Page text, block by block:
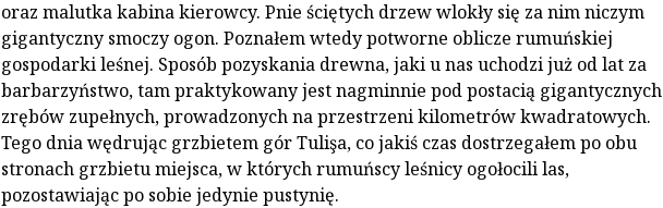
oraz malutka kabina kierowcy. Pnie ściętych drzew wlokły się za nim niczym
gigantyczny smoczy ogon. Poznałem wtedy potworne oblicze rumuńskiej
gospodarki leśnej. Sposób pozyskania drewna, jaki u nas uchodzi już od lat za
barbarzyństwo, tam praktykowany jest nagminnie pod postacią gigantycznych
zrębów zupełnych, prowadzonych na przestrzeni kilometrów kwadratowych.
Tego dnia wędrując grzbietem gór Tulişa, co jakiś czas dostrzegałem po obu
stronach grzbietu miejsca, w których rumuńscy leśnicy ogołocili las,
pozostawiając po sobie jedynie pustynię.